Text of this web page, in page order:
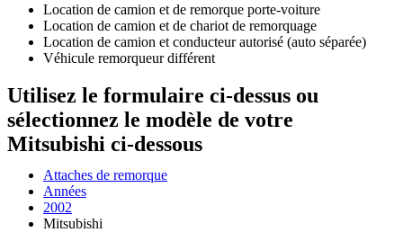
Location de camion et de remorque porte-voiture
Location de camion et de chariot de remorquage
Location de camion et conducteur autorisé (auto séparée)
Véhicule remorqueur différent
Utilisez le formulaire ci-dessus ou
sélectionnez le modèle de votre
Mitsubishi ci-dessous
Attaches de remorque
Années
2002
Mitsubishi